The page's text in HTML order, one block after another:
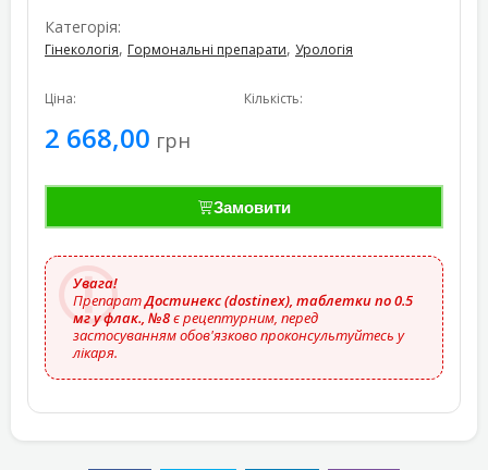
Категорія:
Гінекологія, Гормональні препарати, Урологія
Ціна:
2 668,00 грн
Кількість:
Замовити
Увага!
ПрепаратДостинекс (dostinex), таблетки по 0.5
мг у флак., №8є рецептурним, перед
застосуванням обов'язково проконсультуйтесь у
лікаря.